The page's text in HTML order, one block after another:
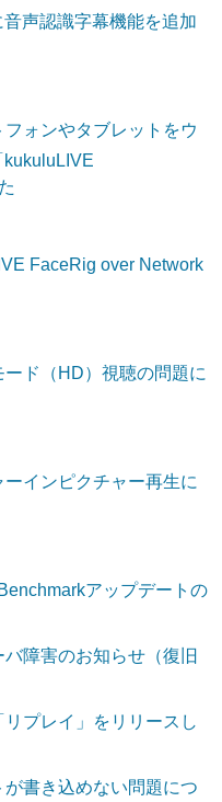
音声認識字幕機能を追加
フォンやタブレットをウ
kukuluLIVE
FaceRig over Network
ード（HD）視聴の問題に
ーインピクチャー再生に
アップデートの
バ障害のお知らせ（復旧
リプレイ」をリリースし
が書き込めない問題につ